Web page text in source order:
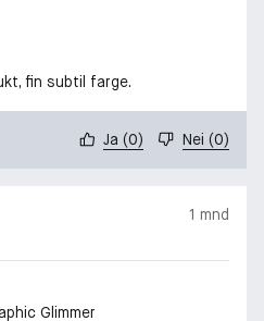
fin subtil farge.
Ja (0) Nei (0)
1 mnd
Glimmer